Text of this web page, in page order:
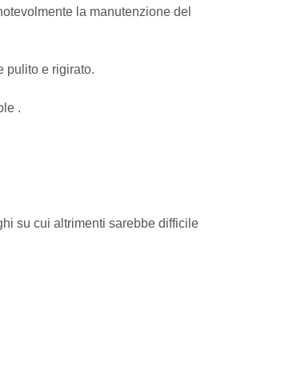
la manutenzione del
pulito e rigirato.
.
su cui altrimenti sarebbe difficile